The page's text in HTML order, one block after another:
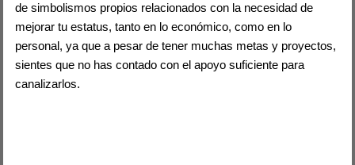
de simbolismos propios relacionados con la necesidad de
mejorar tu estatus, tanto en lo económico, como en lo
personal, ya que a pesar de tener muchas metas y proyectos,
sientes que no has contado con el apoyo suficiente para
canalizarlos.